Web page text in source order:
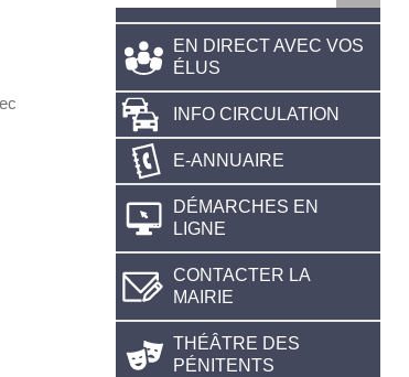
EN DIRECT AVEC VOS
ÉLUS
INFO CIRCULATION
E-ANNUAIRE
DÉMARCHES EN
LIGNE
CONTACTER LA
MAIRIE
THÉÂTRE DES
PÉNITENTS